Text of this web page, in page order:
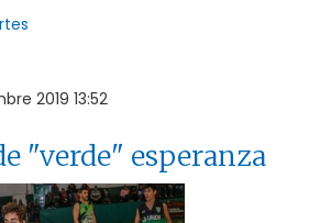
2019 13:52
"verde" esperanza